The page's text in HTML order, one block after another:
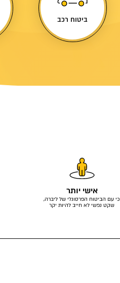
ביטוח רכב
אישי יותר
כי עם הביטוח הפרסונלי של ליברה,
שקט נפשי לא חייב להיות יקר